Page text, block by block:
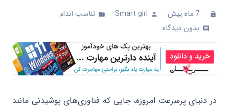
clock 7 ماه پیش person
Smart girl
folder تناسب اندام
comments بدون دیدگاه
در دنیای پرسرعت امروزه، جایی که فناوری‌های پوشیدنی مانند